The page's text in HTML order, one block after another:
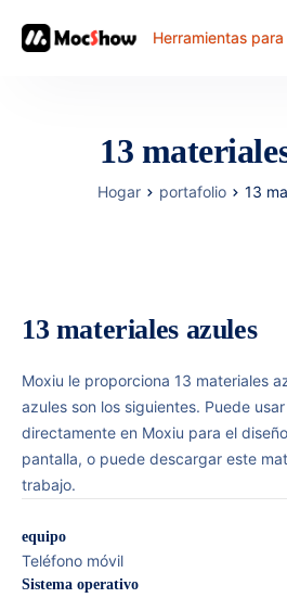
Herramientas
documento
13
Hogar portafolio 13
13 materiales azules
Moxiu le proporciona 13 materiales
azules son los siguientes. Puede
directamente en Moxiu para el
pantalla, o puede descargar este
trabajo.
equipo
Teléfono móvil
Sistema operativo